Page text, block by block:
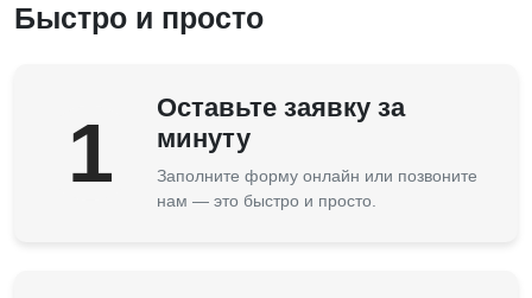
Быстро и просто
1
Оставьте заявку за
минуту
Заполните форму онлайн или позвоните
нам — это быстро и просто.